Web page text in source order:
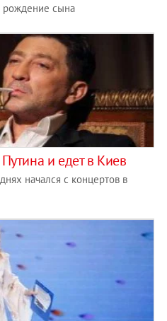
сына
и едет в Киев
начался с концертов в